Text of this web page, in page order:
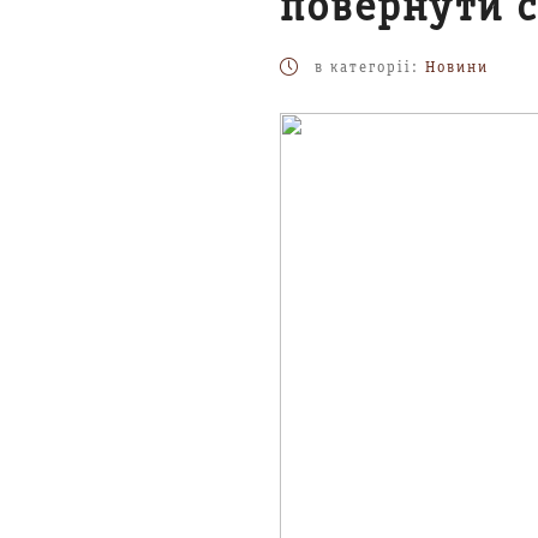
повернути
в категоріі: Новини